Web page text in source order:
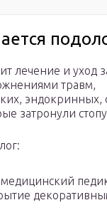
лечение и уход
травм,
эндокринных,
затронули